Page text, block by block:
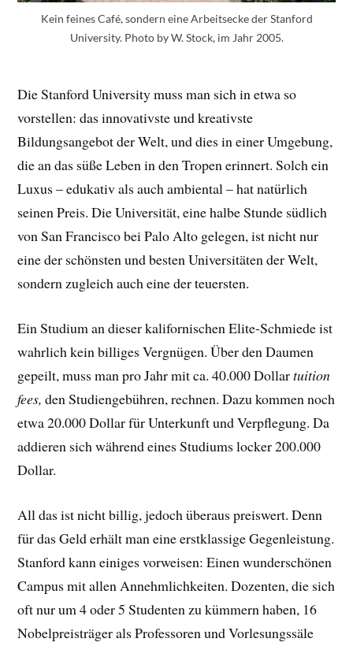
Kein feines Café, sondern eine Arbeitsecke der Stanford
University. Photo by W. Stock, im Jahr 2005.
Die Stanford University muss man sich in etwa so
vorstellen: das innovativste und kreativste
Bildungsangebot der Welt, und dies in einer Umgebung,
die an das süße Leben in den Tropen erinnert. Solch ein
Luxus – edukativ als auch ambiental – hat natürlich
seinen Preis. Die Universität, eine halbe Stunde südlich
von San Francisco bei Palo Alto gelegen, ist nicht nur
eine der schönsten und besten Universitäten der Welt,
sondern zugleich auch eine der teuersten.
Ein Studium an dieser kalifornischen Elite-Schmiede ist
wahrlich kein billiges Vergnügen. Über den Daumen
gepeilt, muss man pro Jahr mit ca. 40.000 Dollartuition
fees, den Studiengebühren, rechnen. Dazu kommen noch
etwa 20.000 Dollar für Unterkunft und Verpflegung. Da
addieren sich während eines Studiums locker 200.000
Dollar.
All das ist nicht billig, jedoch überaus preiswert. Denn
für das Geld erhält man eine erstklassige Gegenleistung.
Stanford kann einiges vorweisen: Einen wunderschönen
Campus mit allen Annehmlichkeiten. Dozenten, die sich
oft nur um 4 oder 5 Studenten zu kümmern haben, 16
Nobelpreisträger als Professoren und Vorlesungssäle